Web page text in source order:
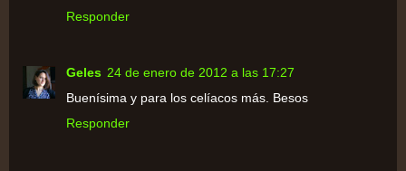
Responder
Geles 24 de enero de 2012 a las 17:27
Buenísima y para los celíacos más. Besos
Responder